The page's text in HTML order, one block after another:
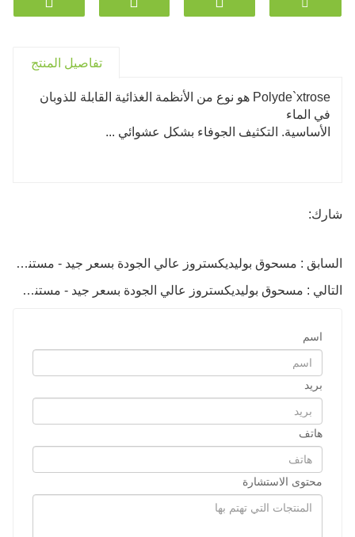
تفاصيل المنتج
Polyde`xtrose هو نوع من الأنظمة الغذائية القابلة للذوبان
في الماء
الأساسية. التكثيف الجوفاء بشكل عشوائي ...
شارك:
السابق : مسحوق بوليديكستروز عالي الجودة بسعر جيد - مستنسخ بالجملة
التالي : مسحوق بوليديكستروز عالي الجودة بسعر جيد - مستنسخ بالجملة
اسم
بريد
هاتف
محتوى الاستشارة